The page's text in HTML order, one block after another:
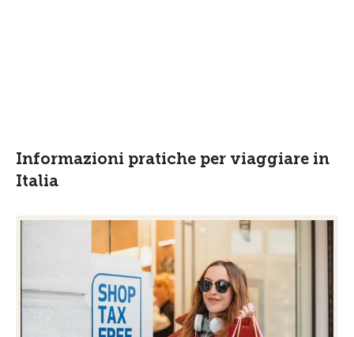
Informazioni pratiche per viaggiare in
Italia